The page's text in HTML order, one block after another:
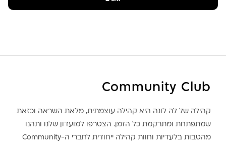
Community Club
קהילה של לה לונה היא קהילה עוצמתית, מלאת השראה וכזאת
שמתפתחת ומתרקמת כל הזמן. הצטרפו למועדון שלנו ותהנו
מהטבות בלעדיות וחוות קהילה ייחודית לחברי ה-Community